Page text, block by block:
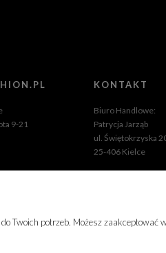
9-21
KONTAKT
Biuro Handlowe:
Patrycja Jarząb
ul. Świętokrzyska
25-406 Kielce
Twoich potrzeb. Możesz